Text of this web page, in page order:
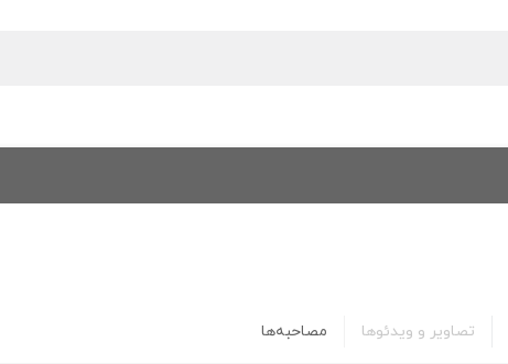
تصاویر و ویدئوها مصاحبه‌ها